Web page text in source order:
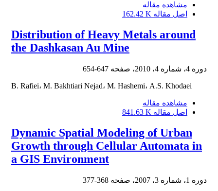
مشاهده مقاله
اصل مقاله 162.42 K
Distribution of Heavy Metals around
the Dashkasan Au Mine
دوره 4، شماره 4، 2010، صفحه 647-654
B. Rafiei، M. Bakhtiari Nejad، M. Hashemi، A.S. Khodaei
مشاهده مقاله
اصل مقاله 841.63 K
Dynamic Spatial Modeling of Urban
Growth through Cellular Automata in
a GIS Environment
دوره 1، شماره 3، 2007، صفحه 368-377